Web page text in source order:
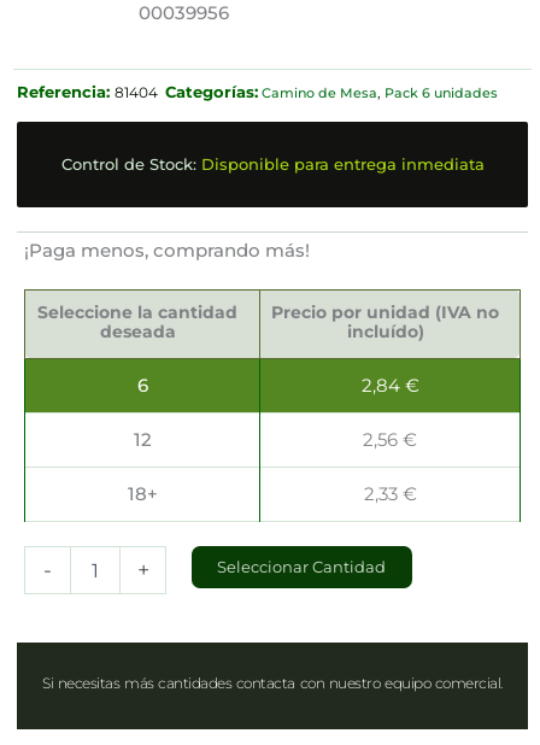
00039956
Referencia: 81404 Categorías: Camino de Mesa, Pack 6 unidades
Control de Stock: Disponible para entrega inmediata
¡Paga menos, comprando más!
Seleccione la cantidad
deseada
Precio por unidad (IVA no
incluído)
6 2,84 €
12 2,56€
18+ 2,33 €
-
Mesa
3mts
+ Seleccionar Cantidad
Si necesitas más cantidades contacta con nuestro equipo comercial.